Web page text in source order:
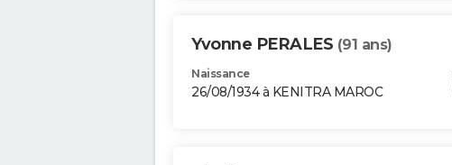
Yvonne PERALES (91 ans)
Naissance
26/08/1934 à KENITRA MAROC